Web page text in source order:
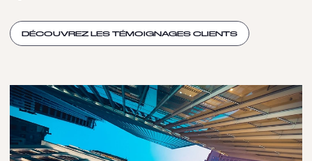
DÉCOUVREZ LES TÉMOIGNAGES CLIENTS